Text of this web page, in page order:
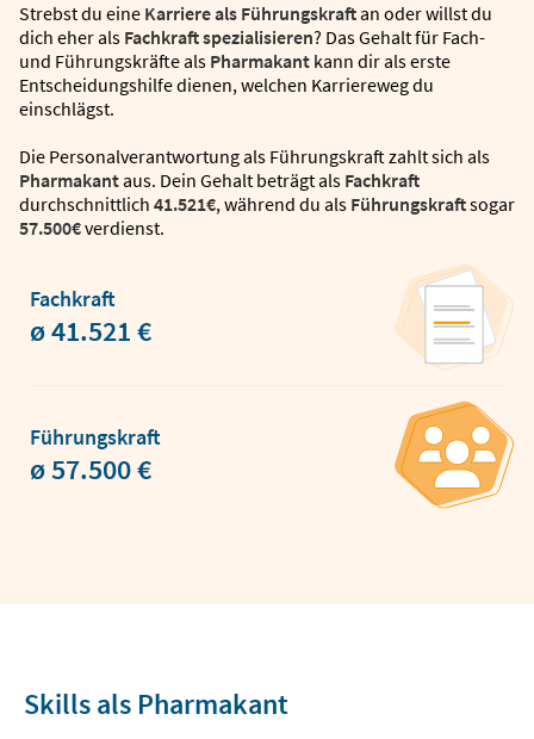
Strebst du eine Karriere als Führungskraftan oder willst du
dich eher als Fachkraft spezialisieren? Das Gehalt für Fach-
und Führungskräfte als Pharmakant kann dir als erste
Entscheidungshilfe dienen, welchen Karriereweg du
einschlägst.
Die Personalverantwortung als Führungskraft zahlt sich als
Pharmakantaus. Dein Gehalt beträgt als Fachkraft
durchschnittlich 41.521€, während du als Führungskraftsogar
57.500€verdienst.
Fachkraft
ø 41.521 €
Führungskraft
ø 57.500 €
Skills als Pharmakant